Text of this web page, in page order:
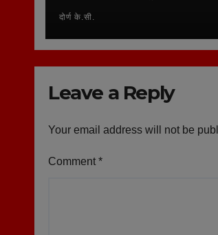
दोर्ण के.सी.
Leave a Reply
Your email address will not be
Comment *